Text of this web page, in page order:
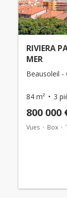
RIVIERA
MER
Beausoleil -
84 m² 3
800 000
Vues Box